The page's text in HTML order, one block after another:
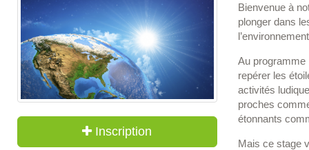
Inscription
Bienvenue à
plonger dans
Au programme
repérer les
activités
proches
étonnants
Mais ce stage